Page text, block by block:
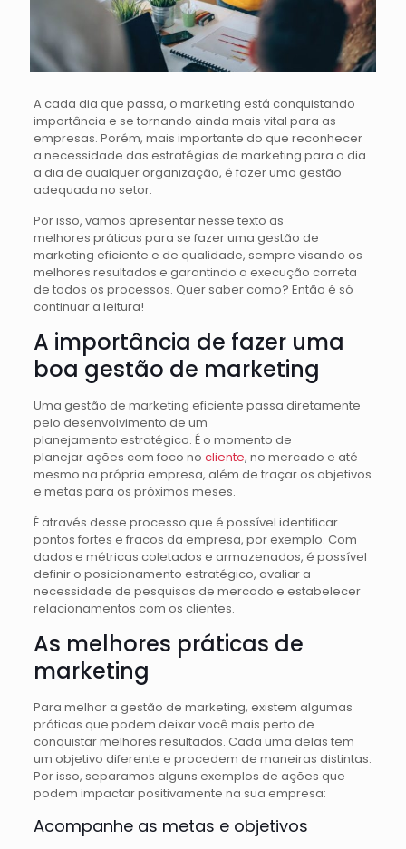
A cada dia que passa, o marketing está conquistando
importância e se tornando ainda mais vital para as
empresas. Porém, mais importante do que reconhecer
a necessidade das estratégias de marketing para o dia
a dia de qualquer organização, é fazer uma gestão
adequada no setor.
Por isso, vamos apresentar nesse texto as
melhores práticas para se fazer uma gestão de
marketing eficiente e de qualidade, sempre visando os
melhores resultados e garantindo a execução correta
de todos os processos. Quer saber como? Então é só
continuar a leitura!
A importância de fazer uma
boa gestão de marketing
Uma gestão de marketing eficiente passa diretamente
pelo desenvolvimento de um
planejamento estratégico. É o momento de
planejar ações com foco no cliente, no mercado e até
mesmo na própria empresa, além de traçar os objetivos
e metas para os próximos meses.
É através desse processo que é possível identificar
pontos fortes e fracos da empresa, por exemplo. Com
dados e métricas coletados e armazenados, é possível
definir o posicionamento estratégico, avaliar a
necessidade de pesquisas de mercado e estabelecer
relacionamentos com os clientes.
As melhores práticas de
marketing
Para melhor a gestão de marketing, existem algumas
práticas que podem deixar você mais perto de
conquistar melhores resultados. Cada uma delas tem
um objetivo diferente e procedem de maneiras distintas.
Por isso, separamos alguns exemplos de ações que
podem impactar positivamente na sua empresa:
Acompanhe as metas e objetivos